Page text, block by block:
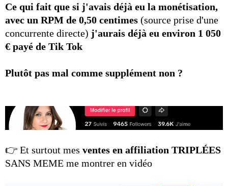
Ce qui fait que si j'avais déjà eu la monétisation,
avec un RPM de 0,50 centimes (source prise d'une
concurrente directe) j'aurais déjà eu environ 1 050
€ payé de Tik Tok
Plutôt pas mal comme supplément non ?
👉 Et surtout mes ventes en affiliation TRIPLÉES
SANS MEME me montrer en vidéo